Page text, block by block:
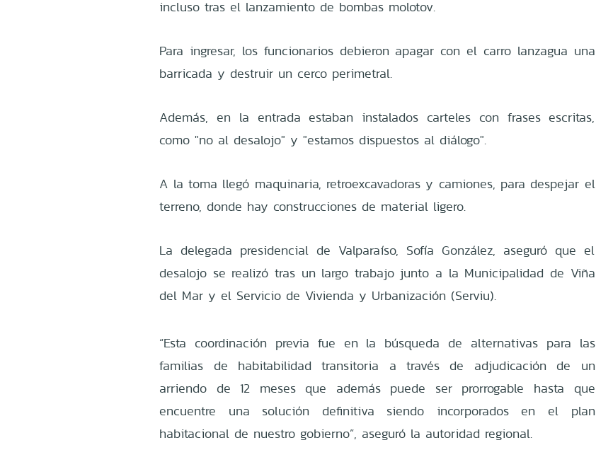
incluso tras el lanzamiento de bombas molotov.
Para ingresar, los funcionarios debieron apagar con el carro lanzagua una
barricada y destruir un cerco perimetral.
Además, en la entrada estaban instalados carteles con frases escritas,
como "no al desalojo" y "estamos dispuestos al diálogo".
A la toma llegó maquinaria, retroexcavadoras y camiones, para despejar el
terreno, donde hay construcciones de material ligero.
La delegada presidencial de Valparaíso, Sofía González, aseguró que el
desalojo se realizó tras un largo trabajo junto a la Municipalidad de Viña
del Mar y el Servicio de Vivienda y Urbanización (Serviu).
“Esta coordinación previa fue en la búsqueda de alternativas para las
familias de habitabilidad transitoria a través de adjudicación de un
arriendo de 12 meses que además puede ser prorrogable hasta que
encuentre una solución definitiva siendo incorporados en el plan
habitacional de nuestro gobierno”, aseguró la autoridad regional.